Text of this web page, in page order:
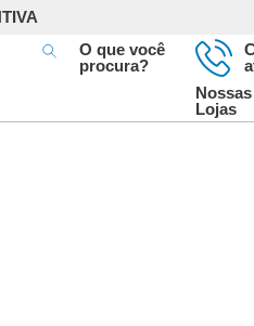
O que você
procura?
Nossas
Lojas